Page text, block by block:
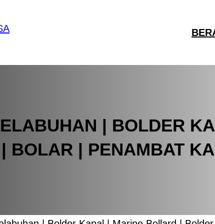
| BOLDER
BOLAR | PENAMBAT